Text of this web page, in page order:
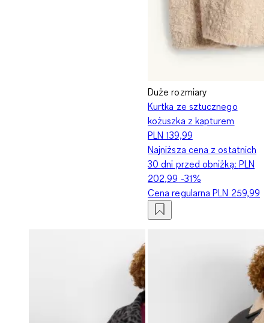
Duże rozmiary
Kurtka ze sztucznego
kożuszka z kapturem
PLN 139,99
Najniższa cena z ostatnich
30 dni przed obniżką: PLN
202,99 -31%
Cena regularnaPLN 259,99